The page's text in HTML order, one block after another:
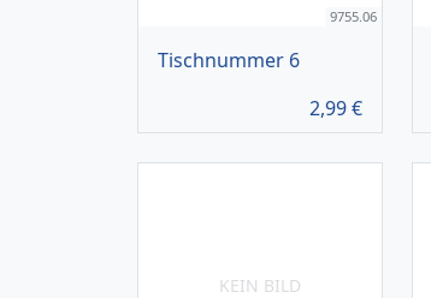
9755.06
Tischnummer 6
2,99€
KEIN BILD